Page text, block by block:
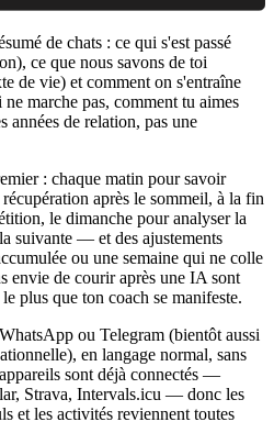
de chats : ce qui s'est passé
ce que nous savons de toi
de vie) et comment on s'entraîne
marche pas, comment tu aimes
années de relation, pas une
: chaque matin pour savoir
après le sommeil, à la fin
le dimanche pour analyser la
suivante — et des ajustements
ou une semaine qui ne colle
envie de courir après une IA sont
plus que ton coach se manifeste.
ou Telegram (bientôt aussi
en langage normal, sans
sont déjà connectés —
Strava, Intervals.icu — donc les
et les activités reviennent toutes